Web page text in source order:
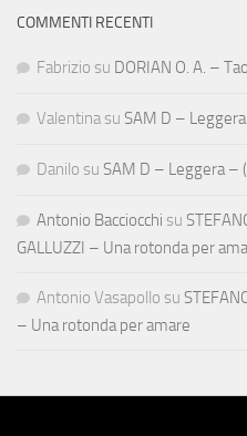
COMMENTI RECENTI
Fabrizio su DORIAN O. A. – Tao
Valentina su SAM D –
Danilo su SAM D – Leggera –
Antonio Bacciocchi su
GALLUZZI – Una rotonda per
Antonio Vasapollo su
– Una rotonda per amare